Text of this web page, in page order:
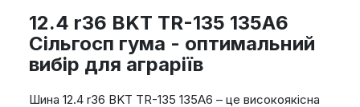
12.4 r36 BKT TR-135 135A6
Сільгосп гума - оптимальний
вибір для аграріїв
Шина 12.4 r36 BKT TR-135 135A6 – це високоякісна